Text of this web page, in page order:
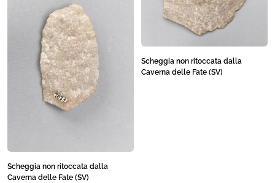
Scheggia non ritoccata dalla
Caverna delle Fate (SV)
Scheggia non ritoccata dalla
Caverna delle Fate (SV)